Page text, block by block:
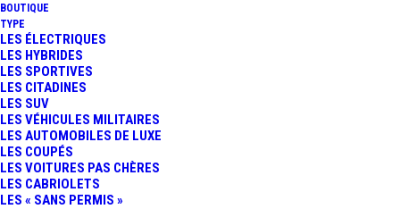
BOUTIQUE
TYPE
LES ÉLECTRIQUES
LES HYBRIDES
LES SPORTIVES
LES CITADINES
LES SUV
LES VÉHICULES MILITAIRES
LES AUTOMOBILES DE LUXE
LES COUPÉS
LES VOITURES PAS CHÈRES
LES CABRIOLETS
LES « SANS PERMIS »